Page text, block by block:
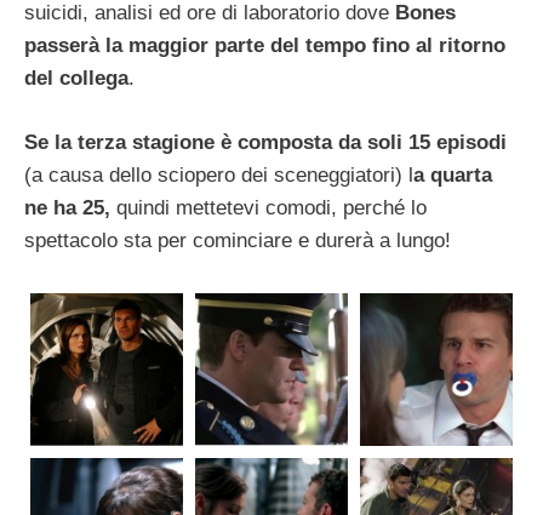
suicidi, analisi ed ore di laboratorio dove Bones
passerà la maggior parte del tempo fino al ritorno
del collega.
Se la terza stagione è composta da soli 15 episodi
(a causa dello sciopero dei sceneggiatori) la quarta
ne ha 25, quindi mettetevi comodi, perché lo
spettacolo sta per cominciare e durerà a lungo!